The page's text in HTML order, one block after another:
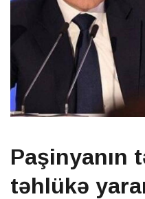
Paşinyanın
təhlükə